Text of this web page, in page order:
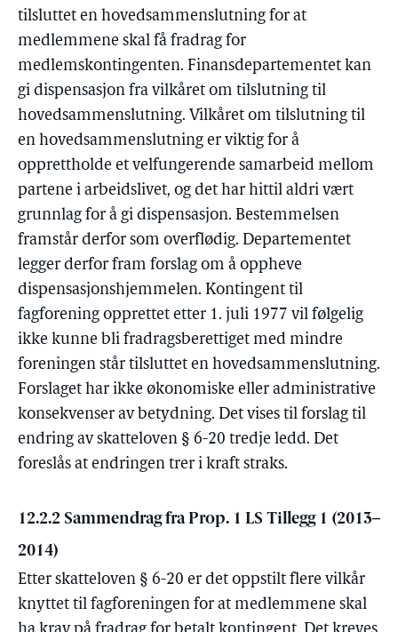
tilsluttet en hovedsammenslutning for at
medlemmene skal få fradrag for
medlemskontingenten. Finansdepartementet kan
gi dispensasjon fra vilkåret om tilslutning til
hovedsammenslutning. Vilkåret om tilslutning til
en hovedsammenslutning er viktig for å
opprettholde et velfungerende samarbeid mellom
partene i arbeidslivet, og det har hittil aldri vært
grunnlag for å gi dispensasjon. Bestemmelsen
framstår derfor som overflødig. Departementet
legger derfor fram forslag om å oppheve
dispensasjonshjemmelen. Kontingent til
fagforening opprettet etter 1. juli 1977 vil følgelig
ikke kunne bli fradragsberettiget med mindre
foreningen står tilsluttet en hovedsammenslutning.
Forslaget har ikke økonomiske eller administrative
konsekvenser av betydning. Det vises til forslag til
endring av skatteloven § 6-20 tredje ledd. Det
foreslås at endringen trer i kraft straks.
12.2.2 Sammendrag fra Prop. 1 LS Tillegg 1 (2013–
2014)
Etter skatteloven § 6-20 er det oppstilt flere vilkår
knyttet til fagforeningen for at medlemmene skal